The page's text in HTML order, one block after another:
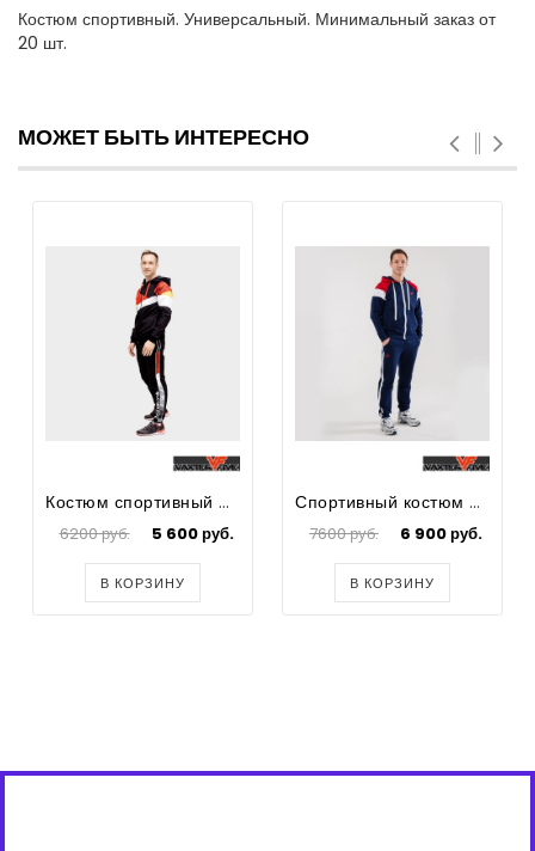
Костюм спортивный. Универсальный. Минимальный заказ от
20 шт.
МОЖЕТ БЫТЬ ИНТЕРЕСНО
Костюм спортивный Country
6200 руб. 5 600 руб.
В КОРЗИНУ
Спортивный костюм Mario
7600 руб. 6 900 руб.
В КОРЗИНУ